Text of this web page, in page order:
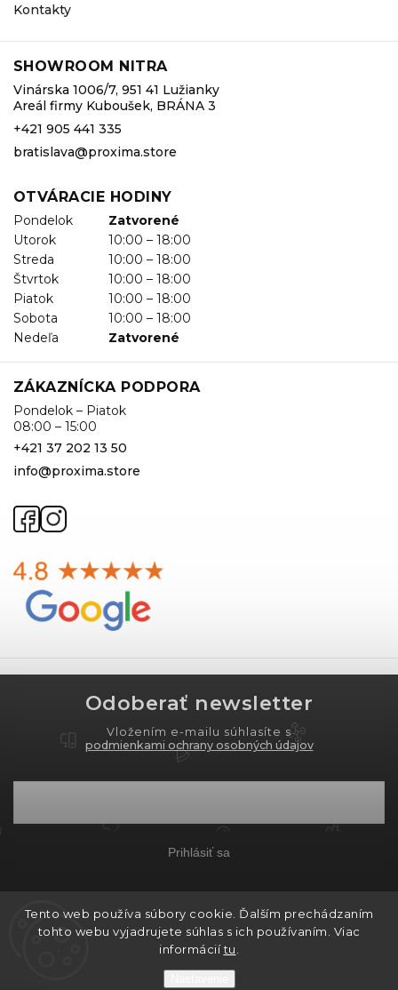
Tento web používa súbory cookie. Ďalším prechádzaním
tohto webu vyjadrujete súhlas s ich používaním. Viac
informáciítu
Kontakty
SHOWROOM NITRA
Vinárska 1006/7, 951 41 Lužianky
Areál firmy Kuboušek, BRÁNA 3
+421 905 441 335
bratislava@proxima.store
OTVÁRACIE HODINY
Pondelok
Zatvorené
Utorok
10:00 – 18:00
Streda
10:00 – 18:00
Štvrtok
10:00 – 18:00
Piatok
10:00 – 18:00
Sobota
10:00 – 18:00
Nedeľa
Zatvorené
ZÁKAZNÍCKA PODPORA
Pondelok – Piatok
08:00 – 15:00
+421 37 202 13 50
info@proxima.store
Odoberať newsletter
Vložením e-mailu súhlasíte s
podmienkami ochrany osobných údajov
Prihlásiť sa
Copyright 2026PROXIMA.store. Všetky práva
vyhradené.
Grafický návrh vytvořil a nakódoval